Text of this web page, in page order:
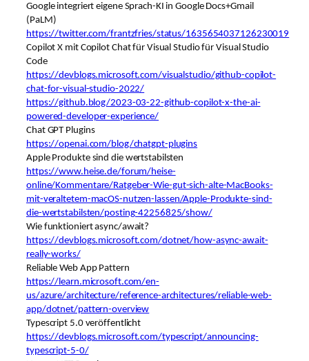
Google integriert eigene Sprach-KI in Google Docs+Gmail
(PaLM)
https://twitter.com/frantzfries/status/1635654037126230019
Copilot X mit Copilot Chat für Visual Studio für Visual Studio
Code
https://devblogs.microsoft.com/visualstudio/github-copilot-
chat-for-visual-studio-2022/
https://github.blog/2023-03-22-github-copilot-x-the-ai-
powered-developer-experience/
Chat GPT Plugins
https://openai.com/blog/chatgpt-plugins
Apple Produkte sind die wertstabilsten
https://www.heise.de/forum/heise-
online/Kommentare/Ratgeber-Wie-gut-sich-alte-MacBooks-
mit-veraltetem-macOS-nutzen-lassen/Apple-Produkte-sind-
die-wertstabilsten/posting-42256825/show/
Wie funktioniert async/await?
https://devblogs.microsoft.com/dotnet/how-async-await-
really-works/
Reliable Web App Pattern
https://learn.microsoft.com/en-
us/azure/architecture/reference-architectures/reliable-web-
app/dotnet/pattern-overview
Typescript 5.0 veröffentlicht
https://devblogs.microsoft.com/typescript/announcing-
typescript-5-0/